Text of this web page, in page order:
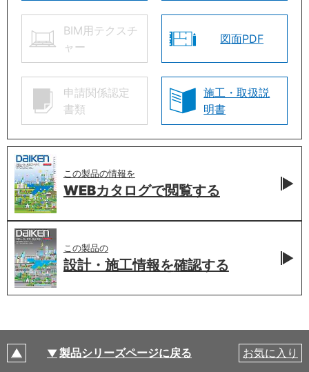
BIM用テクスチ
ャー
図面PDF
申請関係認定
書類
施工・取扱説
明書
この製品の情報を
WEBカタログで閲覧する
この製品の
設計・施工情報を確認する
製品シリーズページに戻る お気に入り